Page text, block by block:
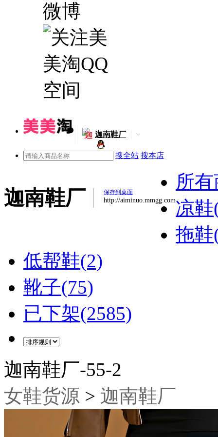
迦 迦南鞋厂
搜全站 搜本店
迦南鞋厂 保存到桌面
http://aiminuo.mmgg.com
所
凉鞋
拖鞋
低帮鞋(2)
靴子(75)
已下架(2585)
迦南鞋厂-55-2
女鞋货源 > 迦南鞋厂